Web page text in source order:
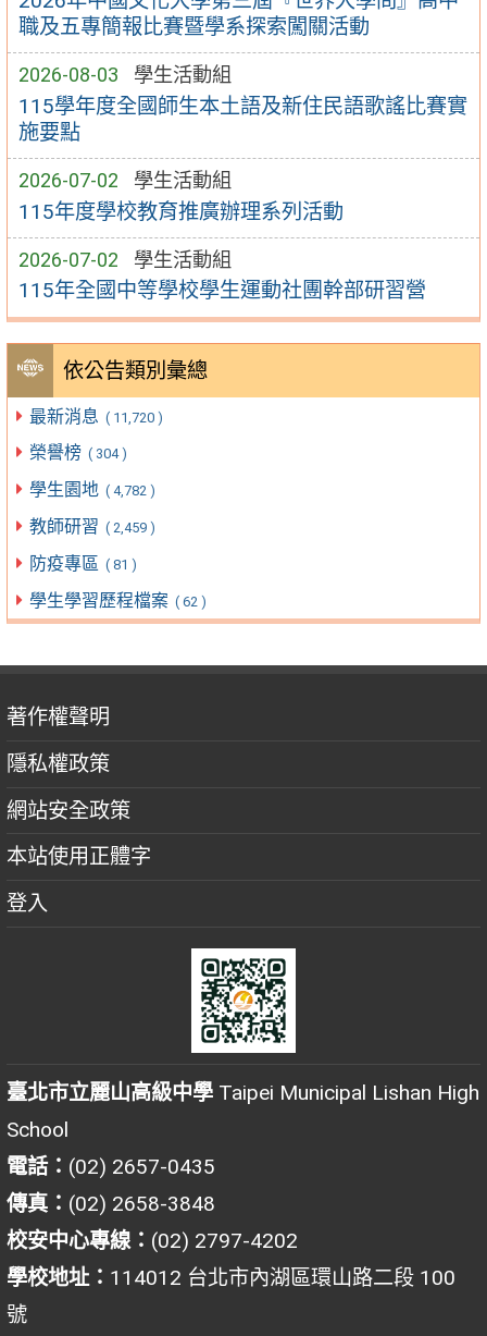
職及五專簡報比賽暨學系探索闖關活動
2026-08-03 學生活動組
115學年度全國師生本土語及新住民語歌謠比賽實
施要點
2026-07-02 學生活動組
115年度學校教育推廣辦理系列活動
2026-07-02 學生活動組
115年全國中等學校學生運動社團幹部研習營
依公告類別彙總
最新消息 ( 11,720 )
榮譽榜 ( 304 )
學生園地 ( 4,782 )
教師研習 ( 2,459 )
防疫專區 ( 81 )
學生學習歷程檔案 ( 62 )
著作權聲明
隱私權政策
網站安全政策
本站使用正體字
登入
臺北市立麗山高級中學 Taipei Municipal Lishan High
School
電話： (02) 2657-0435
傳真： (02) 2658-3848
校安中心專線： (02) 2797-4202
學校地址： 114012 台北市內湖區環山路二段 100
號